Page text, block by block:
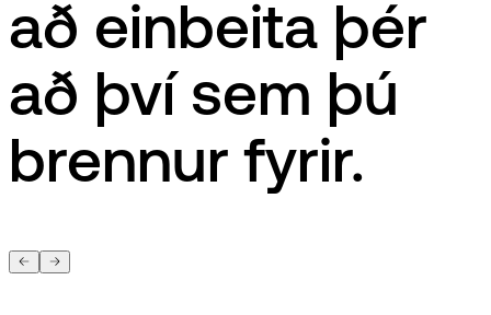
að einbeita þér
að því sem þú
brennur fyrir.